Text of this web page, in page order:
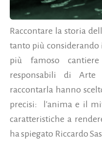
Raccontare la storia
tanto più
più famoso
responsabili di Arte
raccontarla hanno
precisi: l'anima e il
caratteristiche a
ha spiegato Riccardo